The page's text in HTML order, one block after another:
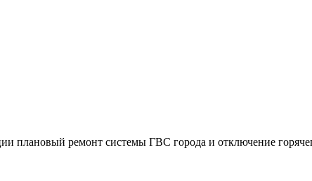
плановый ремонт системы ГВС города и отключение